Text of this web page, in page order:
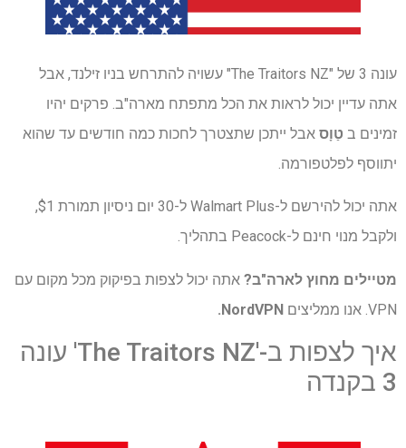
עונה 3 של "The Traitors NZ" עשויה להתרחש בניו זילנד, אבל
אתה עדיין יכול לראות את הכל מתפתח מארה"ב. פרקים יהיו
זמינים ב טַוָס אבל ייתכן שתצטרך לחכות כמה חודשים עד שהוא
יתווסף לפלטפורמה.
אתה יכול להירשם ל-Walmart Plus ל-30 יום ניסיון תמורת $1,
ולקבל מנוי חינם ל-Peacock בתהליך.
מטיילים מחוץ לארה"ב? אתה יכול לצפות בפיקוק מכל מקום עם
VPN. אנו ממליצים
NordVPN
.
איך לצפות ב-'The Traitors NZ' עונה
3 בקנדה